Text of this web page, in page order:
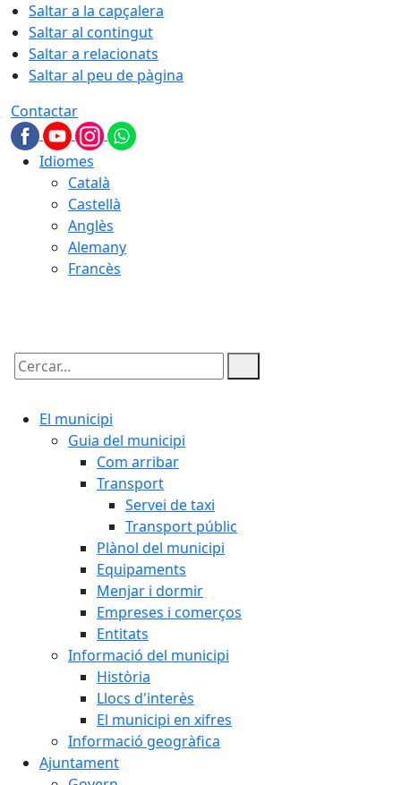
Saltar a la capçalera
Saltar al contingut
Saltar a relacionats
Saltar al peu de pàgina
Contactar
Idiomes
Català
Castellà
Anglès
Alemany
Francès
Cercar:
El municipi
Guia del municipi
Com arribar
Transport
Servei de taxi
Transport públic
Plànol del municipi
Equipaments
Menjar i dormir
Empreses i comerços
Entitats
Informació del municipi
Història
Llocs d'interès
El municipi en xifres
Informació geogràfica
Ajuntament